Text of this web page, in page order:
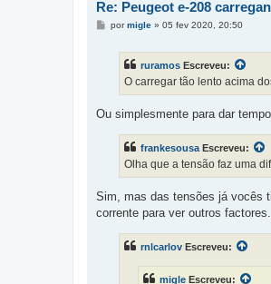
Re: Peugeot e-208
Mpormigle» 05 fev 2020, 20:50
ruramos Escreveu:
O carregar tão lento acima
Ou simplesmente para dar
frankesousa Escreveu:
Olha que a tensão faz uma
Sim, mas das tensões já vocês
corrente para ver outros
rnlcarlov Escreveu:
migle Escreveu: